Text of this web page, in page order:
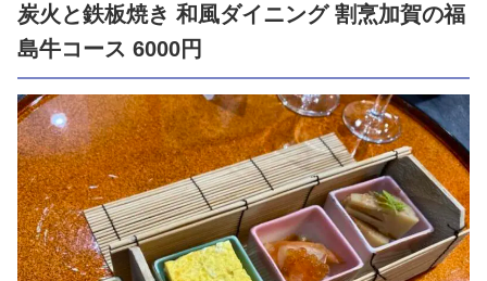
炭火と鉄板焼き 和風ダイニング 割烹加賀の福
島牛コース 6000円